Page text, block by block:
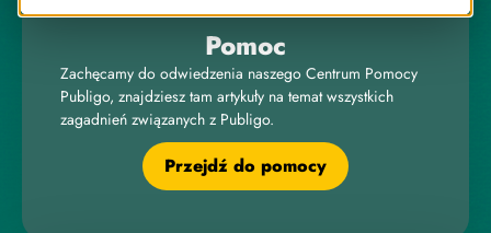
Pomoc
Zachęcamy do odwiedzenia naszego Centrum Pomocy
Publigo, znajdziesz tam artykuły na temat wszystkich
zagadnień związanych z Publigo.
Przejdź do pomocy